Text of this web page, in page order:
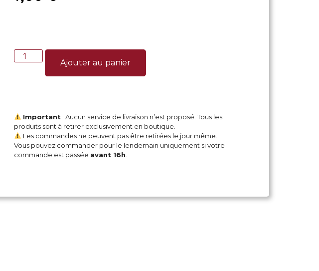
Ajouter au panier
Important : Aucun service de livraison n’est proposé. Tous les
produits sont à retirer exclusivement en boutique.
Les commandes ne peuvent pas être retirées le jour même.
Vous pouvez commander pour le lendemain uniquement si votre
commande est passée avant 16h